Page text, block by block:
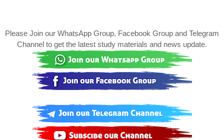
Please Join our WhatsApp Group, Facebook Group and Telegram
Channel to get the latest study materials and news update.